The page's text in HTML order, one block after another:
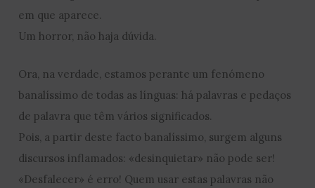
em que aparece.
Um horror, não haja dúvida.
Ora, na verdade, estamos perante um fenómeno
banalíssimo de todas as línguas: há palavras e pedaços
de palavra que têm vários significados.
Pois, a partir deste facto banalíssimo, surgem alguns
discursos inflamados: «desinquietar» não pode ser!
«Desfalecer» é erro! Quem usar estas palavras não